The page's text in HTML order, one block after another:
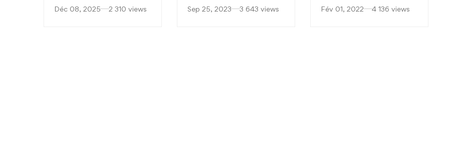
Déc 08, 2025 2 310 views Sep 25, 2023 3 643 views Fév 01, 2022 4 136 views